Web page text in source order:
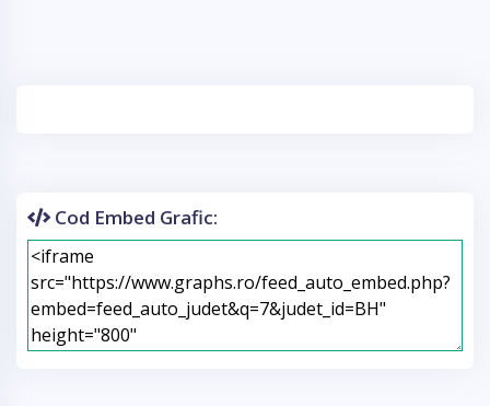
Cod Embed Grafic: